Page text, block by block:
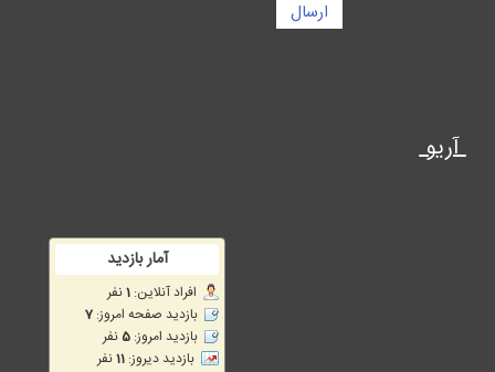
ارسال
آریو